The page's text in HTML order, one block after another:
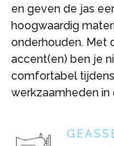
en geven de jas
hoogwaardig
onderhouden. Met
accent(en) ben je
comfortabel
werkzaamheden in